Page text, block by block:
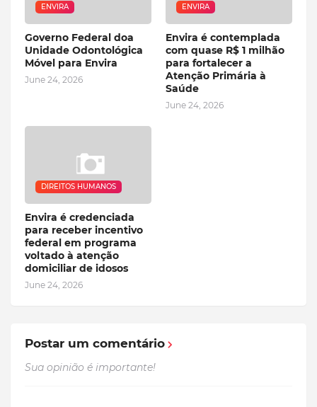
ENVIRA
Governo Federal doa
Unidade Odontológica
Móvel para Envira
June 24, 2026
ENVIRA
Envira é contemplada
com quase R$ 1 milhão
para fortalecer a
Atenção Primária à
Saúde
June 24, 2026
DIREITOS HUMANOS
Envira é credenciada
para receber incentivo
federal em programa
voltado à atenção
domiciliar de idosos
June 24, 2026
Postar um comentário
Sua opinião é importante!